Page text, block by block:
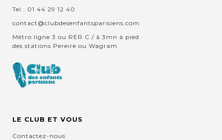
Tel : 01 44 29 12 40
contact@clubdesenfantsparisiens.com
Métro ligne 3 ou RER C / à 3mn à pied
des stations Pereire ou Wagram
LE CLUB ET VOUS
Contactez-nous